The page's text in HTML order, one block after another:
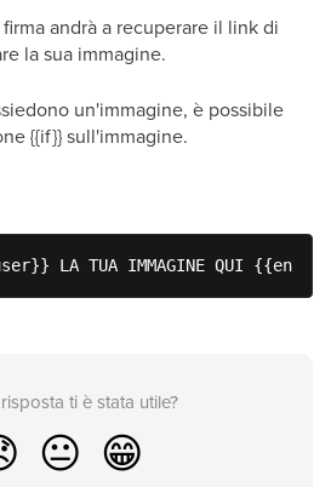
andrà a recuperare il link di
la sua immagine.
un'immagine, è possibile
{{if}} sull'immagine.
LA TUA IMMAGINE QUI
ti è stata utile?
😐 😁